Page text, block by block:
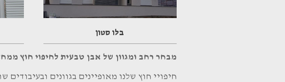
בלו סטון
מבחר רחב ומגוון של אבן טבעית לחיפוי חוץ
חיפויי חוץ שלנו מאופיינים בגוונים ובעיבודים